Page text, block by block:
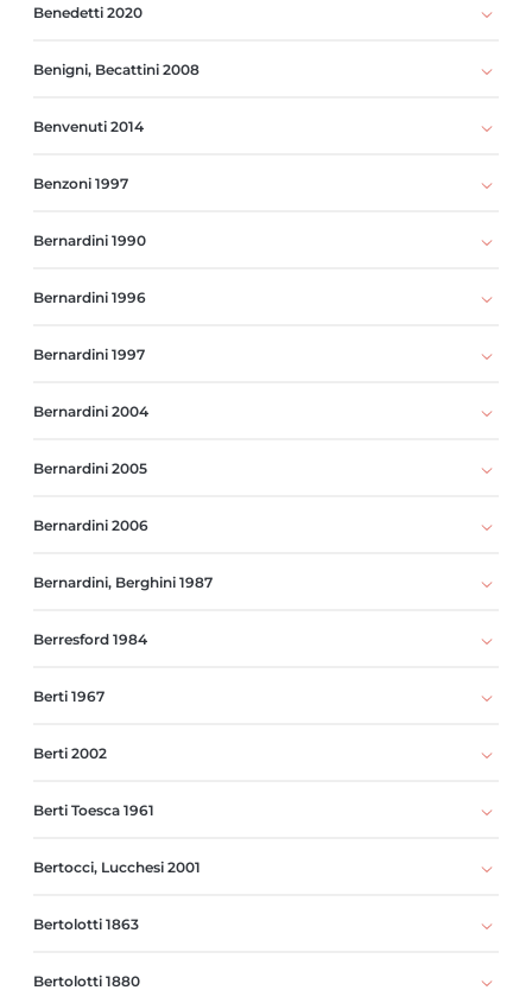
Benedetti 2020
Benigni, Becattini 2008
Benvenuti 2014
Benzoni 1997
Bernardini 1990
Bernardini 1996
Bernardini 1997
Bernardini 2004
Bernardini 2005
Bernardini 2006
Bernardini, Berghini 1987
Berresford 1984
Berti 1967
Berti 2002
Berti Toesca 1961
Bertocci, Lucchesi 2001
Bertolotti 1863
Bertolotti 1880